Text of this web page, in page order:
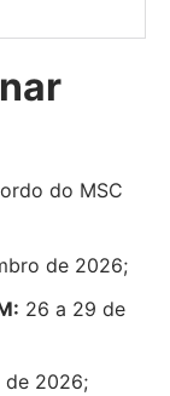
do MSC
de 2026;
26 a 29 de
de 2026;